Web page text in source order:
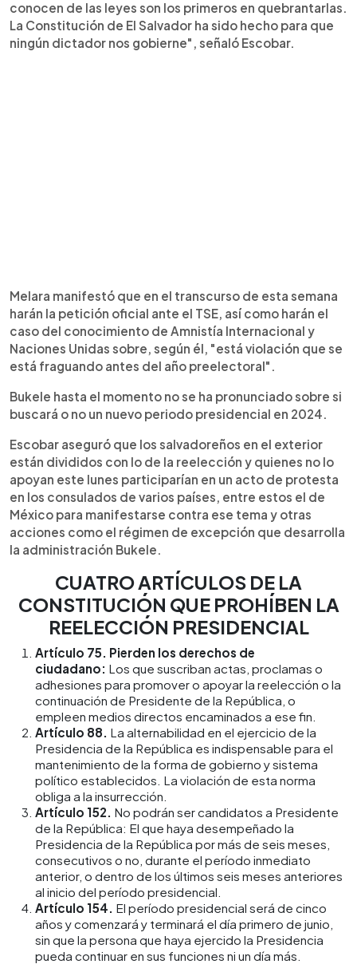
conocen de las leyes son los primeros en quebrantarlas.
La Constitución de El Salvador ha sido hecho para que
ningún dictador nos gobierne", señaló Escobar.
Melara manifestó que en el transcurso de esta semana
harán la petición oficial ante el TSE, así como harán el
caso del conocimiento de Amnistía Internacional y
Naciones Unidas sobre, según él, "está violación que se
está fraguando antes del año preelectoral".
Bukele hasta el momento no se ha pronunciado sobre si
buscará o no un nuevo periodo presidencial en 2024.
Escobar aseguró que los salvadoreños en el exterior
están divididos con lo de la reelección y quienes no lo
apoyan este lunes participarían en un acto de protesta
en los consulados de varios países, entre estos el de
México para manifestarse contra ese tema y otras
acciones como el régimen de excepción que desarrolla
la administración Bukele.
CUATRO ARTÍCULOS DE LA
CONSTITUCIÓN QUE PROHÍBEN LA
REELECCIÓN PRESIDENCIAL
Artículo 75. Pierden los derechos de
ciudadano: Los que suscriban actas, proclamas o
adhesiones para promover o apoyar la reelección o la
continuación de Presidente de la República, o
empleen medios directos encaminados a ese fin.
Artículo 88. La alternabilidad en el ejercicio de la
Presidencia de la República es indispensable para el
mantenimiento de la forma de gobierno y sistema
político establecidos. La violación de esta norma
obliga a la insurrección.
Artículo 152. No podrán ser candidatos a Presidente
de la República: El que haya desempeñado la
Presidencia de la República por más de seis meses,
consecutivos o no, durante el período inmediato
anterior, o dentro de los últimos seis meses anteriores
al inicio del período presidencial.
Artículo 154. El período presidencial será de cinco
años y comenzará y terminará el día primero de junio,
sin que la persona que haya ejercido la Presidencia
pueda continuar en sus funciones ni un día más.